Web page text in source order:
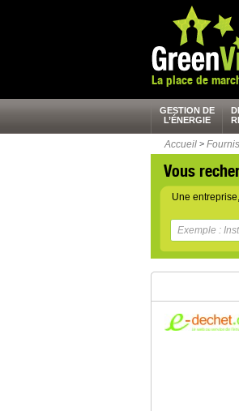
La place de
GESTION DE
L’ÉNERGIE
Accueil >
Vous
Une